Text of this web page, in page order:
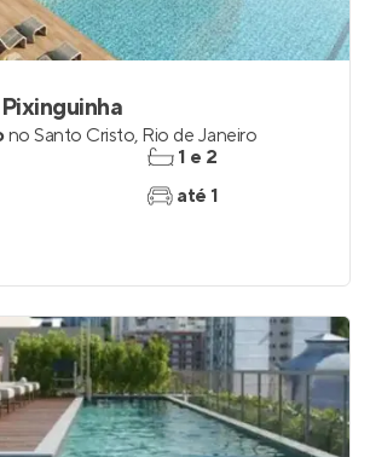
no Santo Cristo, Rio de Janeiro
1 e 2
até 1